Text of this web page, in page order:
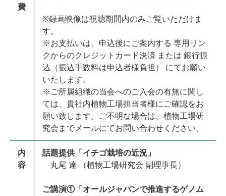
費
※録画映像は視聴期間内のみご覧いただけま
す。
※お支払いは、申込後にご案内する 専用リン
クからのクレジットカード決済 または 銀行振
込（振込手数料は申込者様負担） にてお願い
いたします。
※ご所属組織の当会へのご入会の有無に関し
ては、貴社内植物工場担当者様にご確認をお
願い致します。ご不明な場合は、植物工場研
究会までメールにてお問い合わせください。
内
容
話題提供「イチゴ栽培の近況」
丸尾 達 （植物工場研究会 副理事長）
ご講演①「オールジャパンで推進するゲノム